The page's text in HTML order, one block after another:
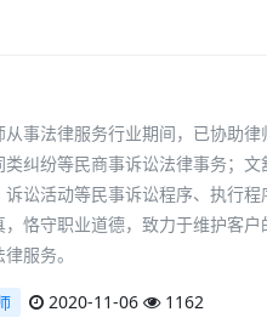
从事法律服务行业期间，已协助
类纠纷等民商事诉讼法律事务；
诉讼活动等民事诉讼程序、执行
，恪守职业道德，致力于维护客
服务。
2020-11-06 1162